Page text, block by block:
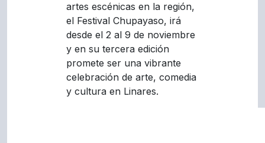
artes escénicas en la región,
el Festival Chupayaso, irá
desde el 2 al 9 de noviembre
y en su tercera edición
promete ser una vibrante
celebración de arte, comedia
y cultura en Linares.